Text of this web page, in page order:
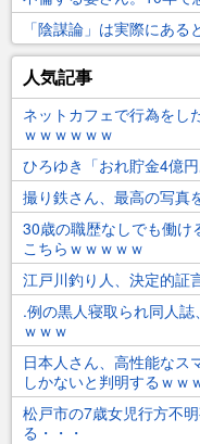
「陰謀論」は実際にあ
人気記事
ネットカフェで行為をし
ｗｗｗｗｗｗ
ひろゆき「おれ貯金4億
撮り鉄さん、最高の写真
30歳の職歴なしでも働
こちらｗｗｗｗｗ
江戸川釣り人、決定的証
.例の黒人寝取られ同人
ｗｗｗ
日本人さん、高性能なス
しかないと判明するｗｗ
松戸市の7歳女児行方不
る・・・